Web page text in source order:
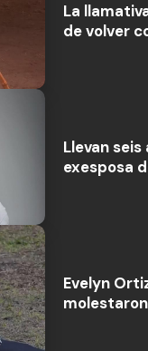
La
de volver
Llevan
exesposa
Evelyn